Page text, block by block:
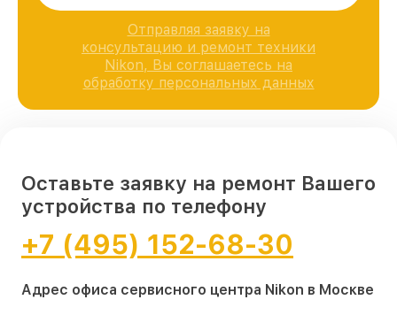
Отправляя заявку на
консультацию и ремонт техники
Nikon, Вы соглашаетесь на
обработку персональных данных
Оставьте заявку на ремонт Вашего
устройства по телефону
+7 (495) 152-68-30
Адрес офиса сервисного центра Nikon в Москве